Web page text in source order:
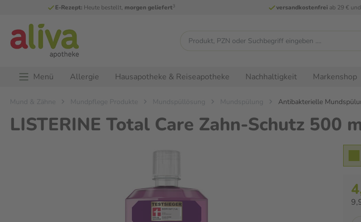
E-Rezept: Heute bestellt, morgen geliefert3 versandkostenfreiab 29 €
Menü Allergie Hausapotheke & Reiseapotheke Nachhaltigkeit Markenshop
Mund & Zähne Mundpflege Produkte Mundspüllösung Mundspülung Antibakterielle
LISTERINE Total Care Zahn-Schutz 500